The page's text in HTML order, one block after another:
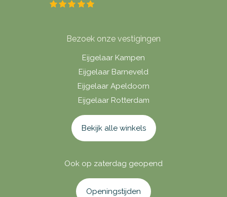
Bezoek onze vestigingen
Eijgelaar Kampen
Eijgelaar Barneveld
Eijgelaar Apeldoorn
Eijgelaar Rotterdam
Bekijk alle winkels
Ook op zaterdag geopend
Openingstijden